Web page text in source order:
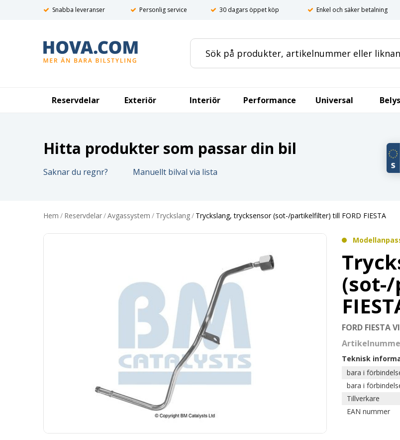
Snabba leveranser Personlig service 30 dagars öppet köp Enkel och säker betalning
Reservdelar Exteriör Interiör Performance Universal
Hitta produkter som passar din bil
Saknar du regnr? Manuellt bilval via lista
Hem / Reservdelar/Avgassystem / Tryckslang/ Tryckslang, trycksensor (sot-/partikelfilter) till FORD FIESTA
FORD FIESTA
Teknisk
bara i
bara i
Tillverkare
EAN nummer